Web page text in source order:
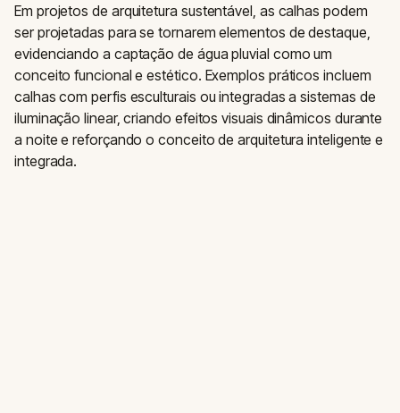
Em projetos de arquitetura sustentável, as calhas podem
ser projetadas para se tornarem elementos de destaque,
evidenciando a captação de água pluvial como um
conceito funcional e estético. Exemplos práticos incluem
calhas com perfis esculturais ou integradas a sistemas de
iluminação linear, criando efeitos visuais dinâmicos durante
a noite e reforçando o conceito de arquitetura inteligente e
integrada.